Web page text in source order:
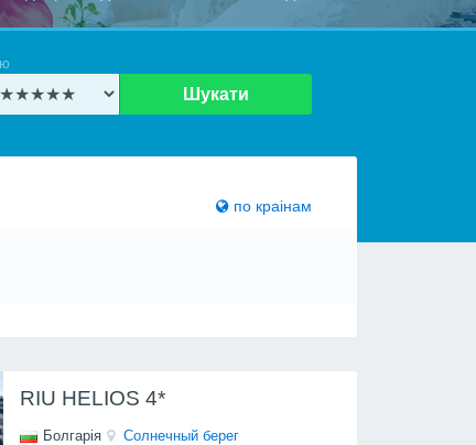
Шукати
по краiнам
RIU HELIOS 4*
Болгарія
Солнечный берег